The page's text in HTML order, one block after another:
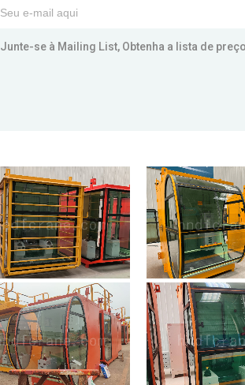
Junte-se à Mailing List, Obtenha a lista de